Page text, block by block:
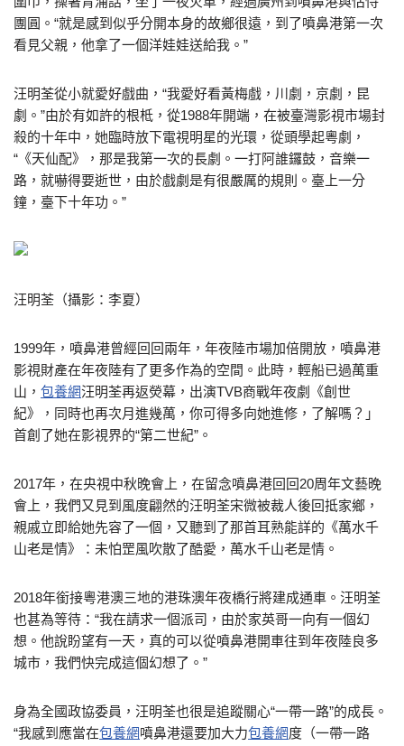
團圓。“就是感到似乎分開本身的故鄉很遠，到了噴鼻港第一次
看見父親，他拿了一個洋娃娃送給我。”
汪明荃從小就愛好戲曲，“我愛好看黃梅戲，川劇，京劇，昆
劇。”由於有如許的根柢，從1988年開端，在被臺灣影視市場封
殺的十年中，她臨時放下電視明星的光環，從頭學起粵劇，
“《天仙配》，那是我第一次的長劇。一打阿誰鑼鼓，音樂一
路，就嚇得要逝世，由於戲劇是有很嚴厲的規則。臺上一分
鐘，臺下十年功。”
汪明荃（攝影：李夏）
1999年，噴鼻港曾經回回兩年，年夜陸市場加倍開放，噴鼻港
影視財產在年夜陸有了更多作為的空間。此時，輕船已過萬重
山， 包養網汪明荃再返熒幕，出演TVB商戰年夜劇《創世
紀》，同時也再次月進幾萬，你可得多向她進修，了解嗎？」
首創了她在影視界的“第二世紀”。
2017年，在央視中秋晚會上，在留念噴鼻港回回20周年文藝晚
會上，我們又見到風度翩然的汪明荃宋微被裁人後回抵家鄉，
親戚立即給她先容了一個，又聽到了那首耳熟能詳的《萬水千
山老是情》：未怕罡風吹散了酷愛，萬水千山老是情。
2018年銜接粵港澳三地的港珠澳年夜橋行將建成通車。汪明荃
也甚為等待：“我在請求一個派司，由於家英哥一向有一個幻
想。他說盼望有一天，真的可以從噴鼻港開車往到年夜陸良多
城市，我們快完成這個幻想了。”
身為全國政協委員，汪明荃也很是追蹤關心“一帶一路”的成長。
“我感到應當在包養網噴鼻港還要加大力包養網度（一帶一路